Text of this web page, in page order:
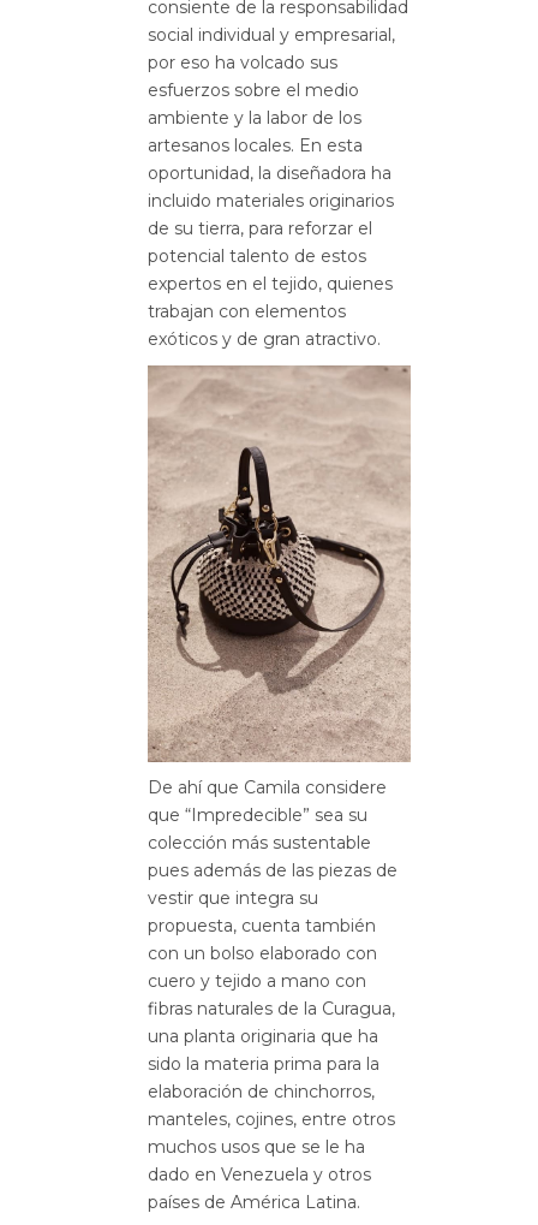
consiente de la responsabilidad
social individual y empresarial,
por eso ha volcado sus
esfuerzos sobre el medio
ambiente y la labor de los
artesanos locales. En esta
oportunidad, la diseñadora ha
incluido materiales originarios
de su tierra, para reforzar el
potencial talento de estos
expertos en el tejido, quienes
trabajan con elementos
exóticos y de gran atractivo.
De ahí que Camila considere
que “Impredecible” sea su
colección más sustentable
pues además de las piezas de
vestir que integra su
propuesta, cuenta también
con un bolso elaborado con
cuero y tejido a mano con
fibras naturales de la Curagua,
una planta originaria que ha
sido la materia prima para la
elaboración de chinchorros,
manteles, cojines, entre otros
muchos usos que se le ha
dado en Venezuela y otros
países de América Latina.